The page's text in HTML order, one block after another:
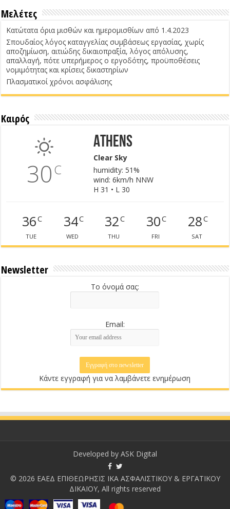
Μελέτες
Κατώτατα όρια μισθών και ημερομισθίων από 1.4.2023
Σπουδαίος λόγος καταγγελίας συμβάσεως εργασίας, χωρίς
αποζημίωση, αιτιώδης δικαιοπραξία, λόγος απόλυσης,
απαλλαγή, πότε υπερήμερος ο εργοδότης, προϋποθέσεις
νομιμότητας και κρίσεις δικαστηρίων
Πλασματικοί χρόνοι ασφάλισης
Καιρός
30C
Athens
Clear Sky
humidity: 51%
wind: 6km/h NNW
H 31 • L 30
36C
TUE
34C
WED
32C
THU
30C
FRI
28C
SAT
Newsletter
Το όνομά σας:
Email:
Κάντε εγγραφή για να λαμβάνετε ενημέρωση
Developed by ASK Digital
© 2026 ΕΑΕΔ ΕΠΙΘΕΩΡΗΣΙΣ ΙΚΑ ΑΣΦΑΛΙΣΤΙΚΟΥ & ΕΡΓΑΤΙΚΟΥ
ΔΙΚΑΙΟΥ, All rights reserved